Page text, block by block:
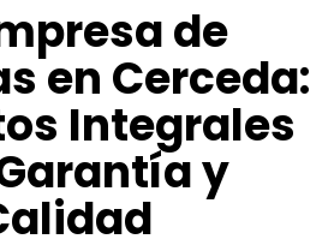
de
en Cerceda:
Integrales
y